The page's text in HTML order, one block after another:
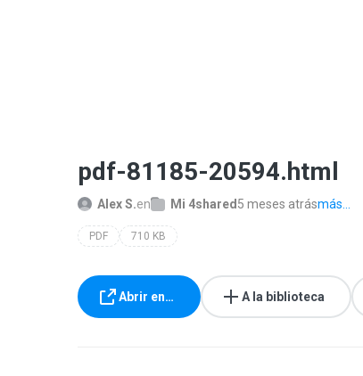
pdf-81185-20594.html
Alex S.en Mi 4shared 5 meses atrásmás...
PDF 710 KB
Abrir en… A la biblioteca